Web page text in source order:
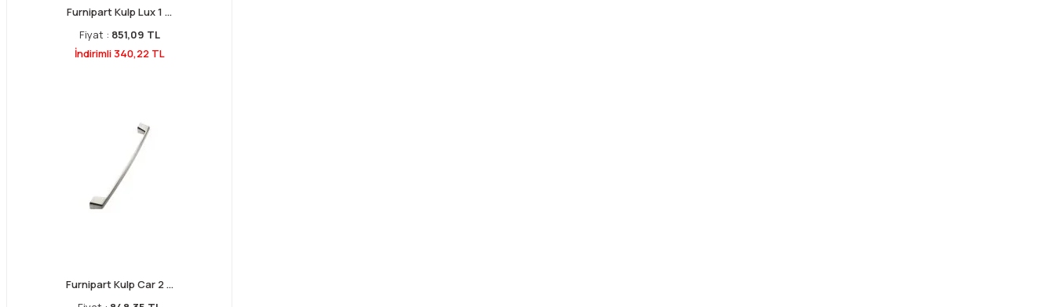
Furnipart Kulp Lux 1 ...
Fiyat : 851,09 TL
İndirimli 340,22 TL
Furnipart Kulp Car 2 ...